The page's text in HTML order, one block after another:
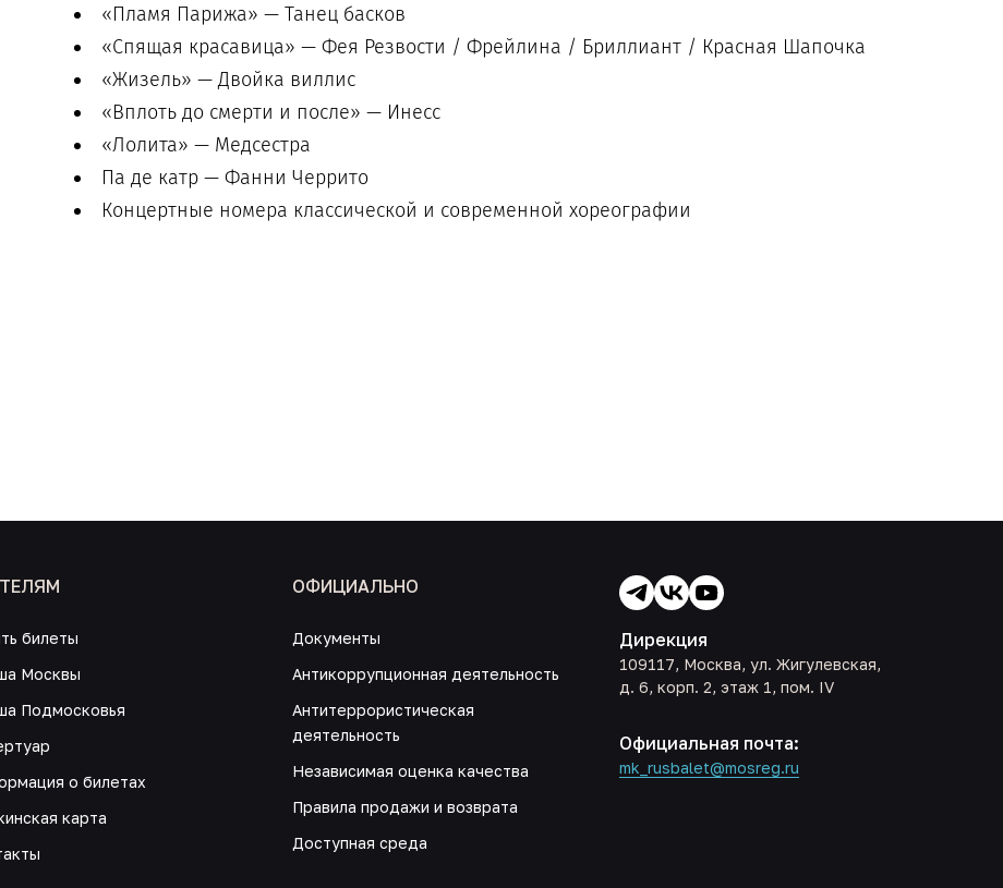
«Пламя Парижа» — Танец басков
«Спящая красавица» — Фея Резвости / Фрейлина / Бриллиант / Красная Шапочка
«Жизель» — Двойка виллис
«Вплоть до смерти и после» — Инесс
«Лолита» — Медсестра
Па де катр — Фанни Черрито
Концертные номера классической и современной хореографии
билеты
Москвы
Подмосковья
о билетах
карта
ОФИЦИАЛЬНО
Документы
Антикоррупционная деятельность
Антитеррористическая
деятельность
Независимая оценка качества
Правила продажи и возврата
Доступная среда
Дирекция
109117, Москва, ул. Жигулевская,
д. 6, корп. 2, этаж 1, пом. IV
Официальная почта:
mk_rusbalet@mosreg.ru